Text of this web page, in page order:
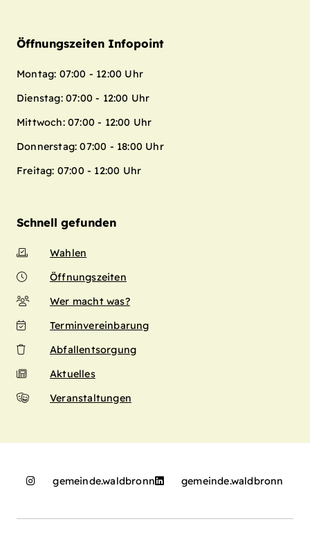
Öffnungszeiten Infopoint
Montag: 07:00 - 12:00 Uhr
Dienstag: 07:00 - 12:00 Uhr
Mittwoch: 07:00 - 12:00 Uhr
Donnerstag: 07:00 - 18:00 Uhr
Freitag: 07:00 - 12:00 Uhr
Schnell gefunden
Wahlen
Öffnungszeiten
Wer macht was?
Terminvereinbarung
Abfallentsorgung
Aktuelles
Veranstaltungen
gemeinde.waldbronn gemeinde.waldbronn